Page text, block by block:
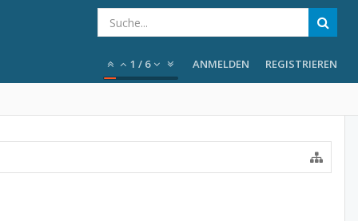
1 / 6 ANMELDEN REGISTRIEREN